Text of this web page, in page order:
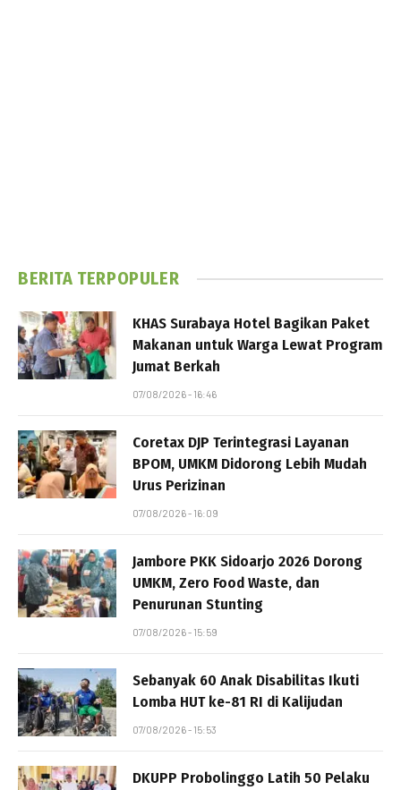
BERITA TERPOPULER
KHAS Surabaya Hotel Bagikan Paket
Makanan untuk Warga Lewat Program
Jumat Berkah
07/08/2026 - 16:46
Coretax DJP Terintegrasi Layanan
BPOM, UMKM Didorong Lebih Mudah
Urus Perizinan
07/08/2026 - 16:09
Jambore PKK Sidoarjo 2026 Dorong
UMKM, Zero Food Waste, dan
Penurunan Stunting
07/08/2026 - 15:59
Sebanyak 60 Anak Disabilitas Ikuti
Lomba HUT ke-81 RI di Kalijudan
07/08/2026 - 15:53
DKUPP Probolinggo Latih 50 Pelaku